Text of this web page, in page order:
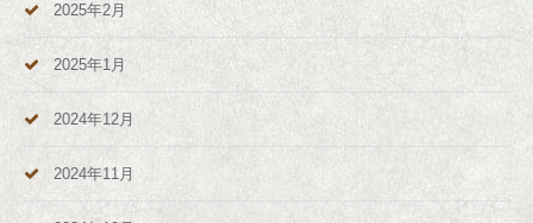
2025年2月
2025年1月
2024年12月
2024年11月